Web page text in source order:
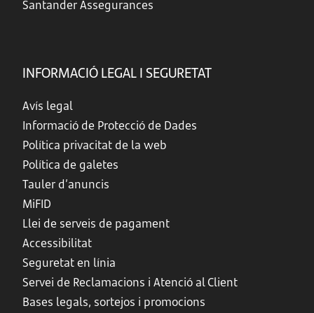
Santander Assegurances
INFORMACIÓ LEGAL I SEGURETAT
Avís legal
Informació de Protecció de Dades
Política privacitat de la web
Política de galetes
Tauler d’anuncis
MiFID
Llei de serveis de pagament
Accessibilitat
Seguretat en línia
Servei de Reclamacions i Atenció al Client
Bases legals, sortejos i promocions